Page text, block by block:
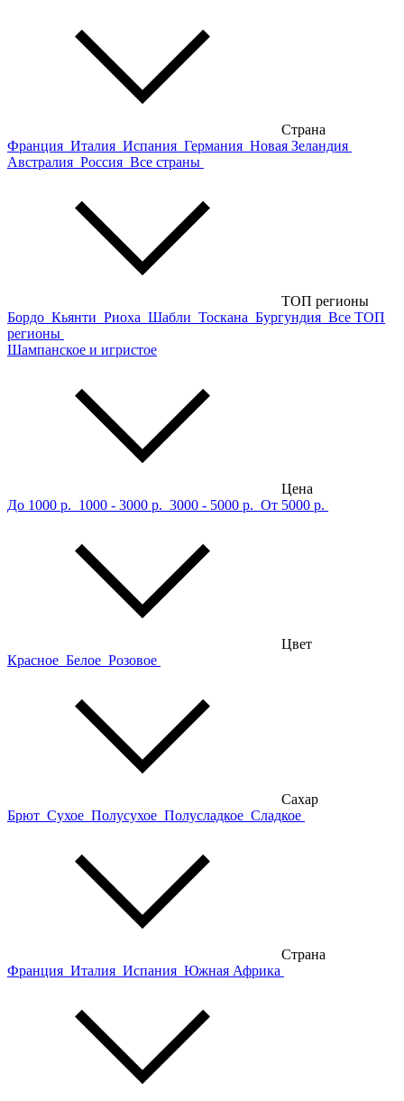
Страна
Франция Италия Испания Германия Новая Зеландия
Австралия Россия Все страны
ТОП регионы
Бордо Кьянти Риоха Шабли Тоскана Бургундия Все ТОП
регионы
Шампанское и игристое
Цена
До 1000 р. 1000 - 3000 р. 3000 - 5000 р. От 5000 р.
Цвет
Красное Белое Розовое
Сахар
Брют Сухое Полусухое Полусладкое Сладкое
Страна
Франция Италия Испания Южная Африка